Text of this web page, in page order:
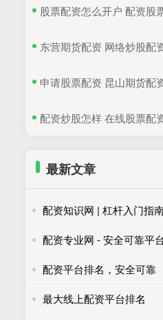
股票配资怎么开户 配资股票配资
东营期货配资 网络炒股配
申请股票配资 昆山期货配资：助
配资炒股怎样 在线股票配资：
最新文章
配资知识网 | 杠杆入门指
配资专业网 - 安全可靠平
配资平台排名，安全可靠
最大线上配资平台排名